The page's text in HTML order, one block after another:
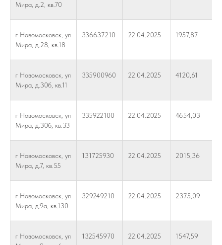
Мира, д.2, кв.70
г Новомосковск, ул
Мира, д.28, кв.18
336637210 22.04.2025 1957,87
г Новомосковск, ул
Мира, д.30б, кв.11
335900960 22.04.2025 4120,61
г Новомосковск, ул
Мира, д.30б, кв.33
335922100 22.04.2025 4654,03
г Новомосковск, ул
Мира, д.7, кв.55
131725930 22.04.2025 2015,36
г Новомосковск, ул
Мира, д.9а, кв.130
329249210 22.04.2025 2375,09
г Новомосковск, ул
132545970 22.04.2025 1547,59